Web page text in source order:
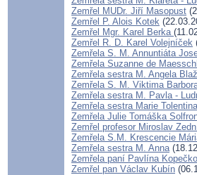
Zemřel MUDr. Jiří Masopust
Zemřel P. Alois Kotek
Zemřel Mgr. Karel Berka
Zemřel R. D. Karel Volejníček
Zemřela S. M. Annuntiáta
Zemřela Suzanne de
Zemřela sestra M. Angela
Zemřela S. M. Viktima
Zemřela sestra M. Pavla -
Zemřela sestra Marie
Zemřela Julie Tomáška
Zemřel profesor Miroslav
Zemřela S.M. Krescencie
Zemřela sestra M. Anna
Zemřela paní Pavlína
Zemřel pan Václav Kubín